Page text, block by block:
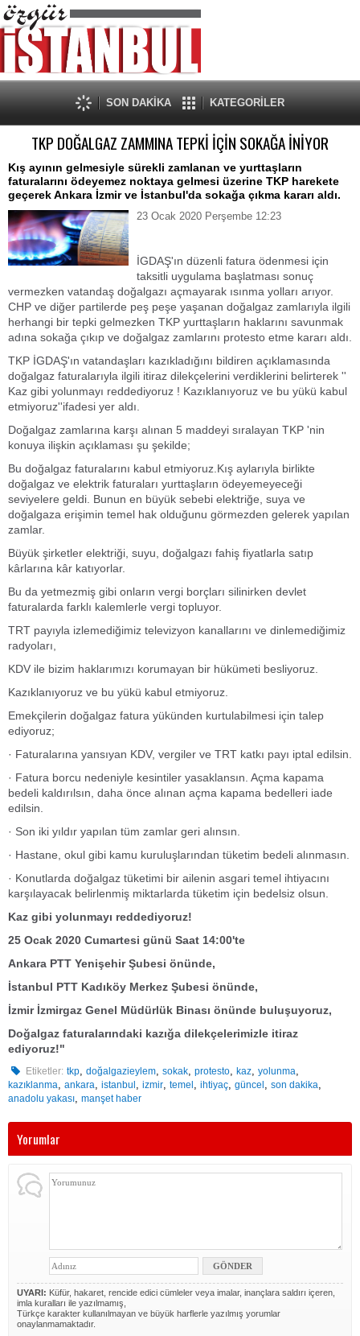
SON DAKİKA KATEGORİLER
TKP DOĞALGAZ ZAMMINA TEPKİ İÇİN SOKAĞA İNİYOR
Kış ayının gelmesiyle sürekli zamlanan ve yurttaşların
faturalarını ödeyemez noktaya gelmesi üzerine TKP harekete
geçerek Ankara İzmir ve İstanbul'da sokağa çıkma kararı aldı.
23 Ocak 2020 Perşembe 12:23
İGDAŞ'ın düzenli fatura ödenmesi için
taksitli uygulama başlatması sonuç
vermezken vatandaş doğalgazı açmayarak ısınma yolları arıyor.
CHP ve diğer partilerde peş peşe yaşanan doğalgaz zamlarıyla ilgili
herhangi bir tepki gelmezken TKP yurttaşların haklarını savunmak
adına sokağa çıkıp ve doğalgaz zamlarını protesto etme kararı aldı.
TKP İGDAŞ'ın vatandaşları kazıkladığını bildiren açıklamasında
doğalgaz faturalarıyla ilgili itiraz dilekçelerini verdiklerini belirterek ''
Kaz gibi yolunmayı reddediyoruz ! Kazıklanıyoruz ve bu yükü kabul
etmiyoruz''ifadesi yer aldı.
Doğalgaz zamlarına karşı alınan 5 maddeyi sıralayan TKP 'nin
konuya ilişkin açıklaması şu şekilde;
Bu doğalgaz faturalarını kabul etmiyoruz.Kış aylarıyla birlikte
doğalgaz ve elektrik faturaları yurttaşların ödeyemeyeceği
seviyelere geldi. Bunun en büyük sebebi elektriğe, suya ve
doğalgaza erişimin temel hak olduğunu görmezden gelerek yapılan
zamlar.
Büyük şirketler elektriği, suyu, doğalgazı fahiş fiyatlarla satıp
kârlarına kâr katıyorlar.
Bu da yetmezmiş gibi onların vergi borçları silinirken devlet
faturalarda farklı kalemlerle vergi topluyor.
TRT payıyla izlemediğimiz televizyon kanallarını ve dinlemediğimiz
radyoları,
KDV ile bizim haklarımızı korumayan bir hükümeti besliyoruz.
Kazıklanıyoruz ve bu yükü kabul etmiyoruz.
Emekçilerin doğalgaz fatura yükünden kurtulabilmesi için talep
ediyoruz;
· Faturalarına yansıyan KDV, vergiler ve TRT katkı payı iptal edilsin.
· Fatura borcu nedeniyle kesintiler yasaklansın. Açma kapama
bedeli kaldırılsın, daha önce alınan açma kapama bedelleri iade
edilsin.
· Son iki yıldır yapılan tüm zamlar geri alınsın.
· Hastane, okul gibi kamu kuruluşlarından tüketim bedeli alınmasın.
· Konutlarda doğalgaz tüketimi bir ailenin asgari temel ihtiyacını
karşılayacak belirlenmiş miktarlarda tüketim için bedelsiz olsun.
Kaz gibi yolunmayı reddediyoruz!
25 Ocak 2020 Cumartesi günü Saat 14:00'te
Ankara PTT Yenişehir Şubesi önünde,
İstanbul PTT Kadıköy Merkez Şubesi önünde,
İzmir İzmirgaz Genel Müdürlük Binası önünde buluşuyoruz,
Doğalgaz faturalarındaki kazığa dilekçelerimizle itiraz
ediyoruz!"
Etiketler: tkp,doğalgazieylem,sokak,protesto,kaz,yolunma,
kazıklanma, ankara, istanbul , izmir, temel , ihtiyaç, güncel , son dakika,
anadolu yakası, manşet haber
Yorumlar
UYARI: Küfür, hakaret, rencide edici cümleler veya imalar, inançlara saldırı içeren,
imla kuralları ile yazılmamış,
Türkçe karakter kullanılmayan ve büyük harflerle yazılmış yorumlar
onaylanmamaktadır.